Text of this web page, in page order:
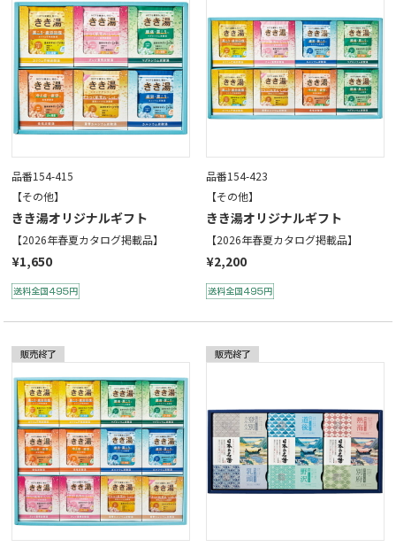
品番154-415
【その他】
きき湯オリジナルギフト
【2026年春夏カタログ掲載品】
¥1,650
品番154-423
【その他】
きき湯オリジナルギフト
【2026年春夏カタログ掲載品】
¥2,200